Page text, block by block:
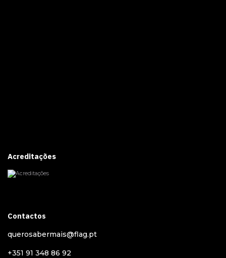
Acreditações
Contactos
querosabermais@flag.pt
+351 91 348 86 92